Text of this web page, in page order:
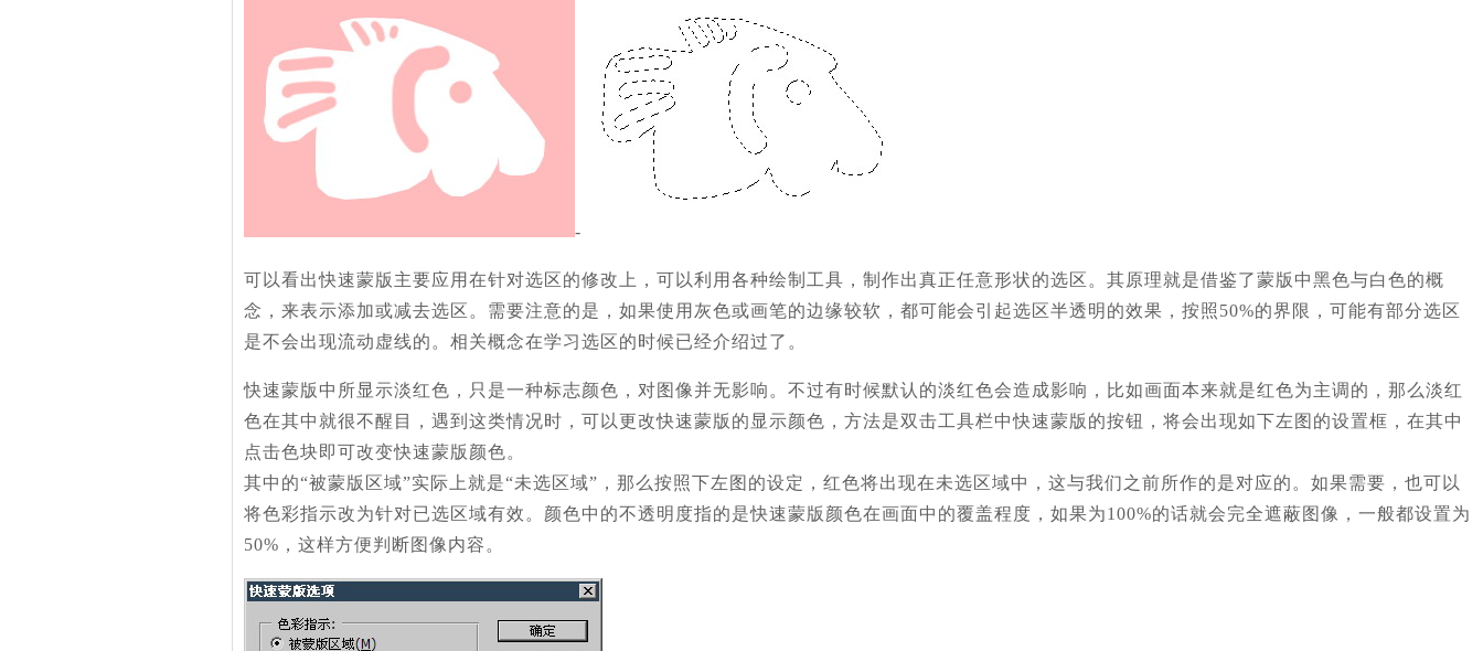
-
可以看出快速蒙版主要应用在针对选区的修改上，可以利用各种绘制工具，制作出真正任意形状的选区。其原理就是借鉴了蒙版中黑色与白色的概
念，来表示添加或减去选区。需要注意的是，如果使用灰色或画笔的边缘较软，都可能会引起选区半透明的效果，按照50%的界限，可能有部分选区
是不会出现流动虚线的。相关概念在学习选区的时候已经介绍过了。
快速蒙版中所显示淡红色，只是一种标志颜色，对图像并无影响。不过有时候默认的淡红色会造成影响，比如画面本来就是红色为主调的，那么淡红
色在其中就很不醒目，遇到这类情况时，可以更改快速蒙版的显示颜色，方法是双击工具栏中快速蒙版的按钮，将会出现如下左图的设置框，在其中
点击色块即可改变快速蒙版颜色。
其中的“被蒙版区域”实际上就是“未选区域”，那么按照下左图的设定，红色将出现在未选区域中，这与我们之前所作的是对应的。如果需要，也可以
将色彩指示改为针对已选区域有效。颜色中的不透明度指的是快速蒙版颜色在画面中的覆盖程度，如果为100%的话就会完全遮蔽图像，一般都设置为
50%，这样方便判断图像内容。